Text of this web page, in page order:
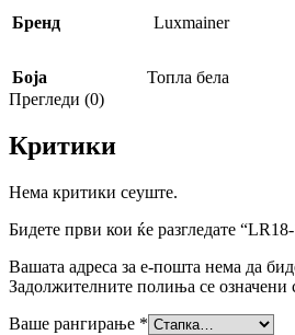
Бренд Luxmainer
Боја
Топла бела
Прегледи (0)
Критики
Нема критики сеуште.
Бидете први кои ќе разгледате
Вашата адреса за е-пошта нема да
Задолжителните полиња се означени
Ваше рангирање *